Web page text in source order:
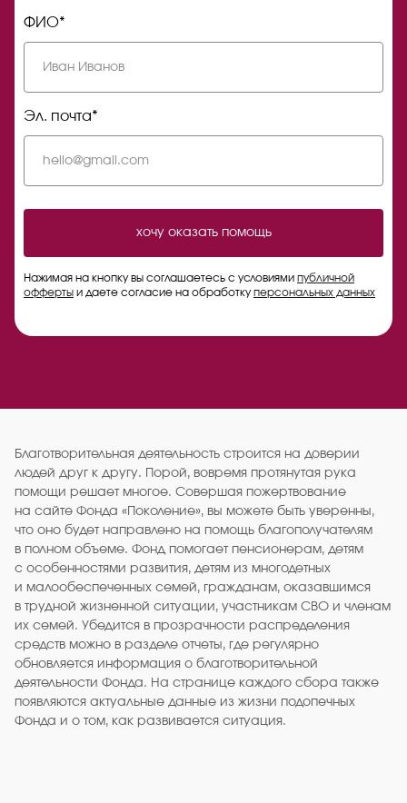
ФИО*
Эл. почта*
хочу оказать помощь
Нажимая на кнопку вы соглашаетесь с условиями публичной
офферты и даете согласие на обработкуперсональных данных
Благотворительная деятельность строится на доверии
людей друг к другу. Порой, вовремя протянутая рука
помощи решает многое. Совершая пожертвование
на сайте Фонда «Поколение», вы можете быть уверенны,
что оно будет направлено на помощь благополучателям
в полном объеме. Фонд помогает пенсионерам, детям
с особенностями развития, детям из многодетных
и малообеспеченных семей, гражданам, оказавшимся
в трудной жизненной ситуации, участникам СВО и членам
их семей. Убедится в прозрачности распределения
средств можно в разделе отчеты, где регулярно
обновляется информация о благотворительной
деятельности Фонда. На странице каждого сбора также
появляются актуальные данные из жизни подопечных
Фонда и о том, как развивается ситуация.